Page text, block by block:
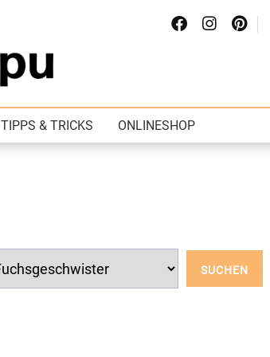
TIPPS & TRICKS ONLINESHOP